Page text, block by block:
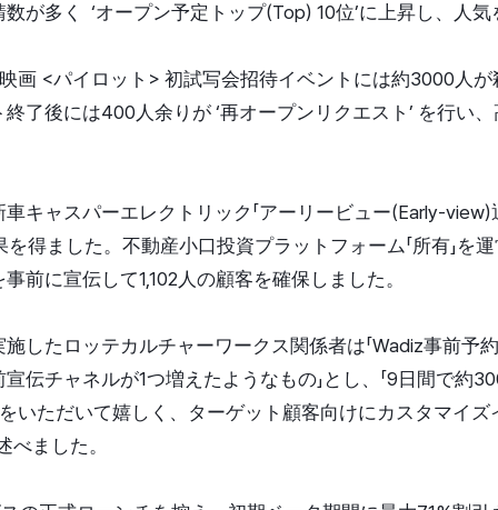
が多く ‘オープン予定トップ(Top) 10位’に上昇し、人
画 <パイロット> 初試写会招待イベントには約3000人
了後には400人余りが ‘再オープンリクエスト’ を行い
キャスパーエレクトリック「アーリービュー(Early-view)
を得ました。不動産小口投資プラットフォーム「所有」を
前に宣伝して1,102人の顧客を確保しました。
したロッテカルチャーワークス関係者は「Wadiz事前予
伝チャネルが1つ増えたようなもの」とし、「9日間で約
いただいて嬉しく、ターゲット顧客向けにカスタマイ
べました。